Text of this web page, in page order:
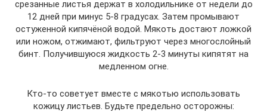
срезанные листья держат в холодильнике от недели до
12 дней при минус 5-8 градусах. Затем промывают
остуженной кипячёной водой. Мякоть достают ложкой
или ножом, отжимают, фильтруют через многослойный
бинт. Получившуюся жидкость 2-3 минуты кипятят на
медленном огне.
Кто-то советует вместе с мякотью использовать
кожицу листьев. Будьте предельно осторожны: